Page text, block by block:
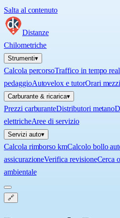
Salta al contenuto
Distanze
Chilometriche
Strumenti▾
Calcola percorsoTraffico in tempo
pedaggioAutovelox e tutorOrari
Carburante & ricarica▾
Prezzi carburanteDistributori metano
elettricheAree di servizio
Servizi auto▾
Calcola rimborso kmCalcolo bollo
assicurazioneVerifica revisioneCerca
ambientale
🔗